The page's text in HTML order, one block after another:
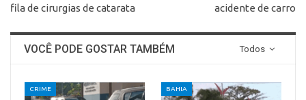
fila de cirurgias de catarata
acidente de carro
Todos
VOCÊ PODE GOSTAR TAMBÉM
CRIME BAHIA